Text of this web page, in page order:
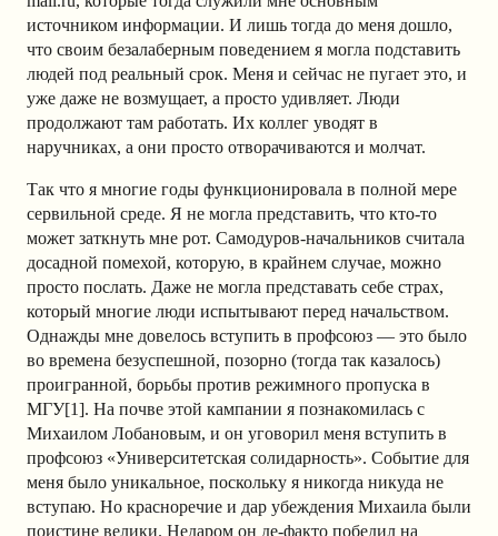
источником информации. И лишь тогда до меня дошло,
что своим безалаберным поведением я могла подставить
людей под реальный срок. Меня и сейчас не пугает это, и
уже даже не возмущает, а просто удивляет. Люди
продолжают там работать. Их коллег уводят в
наручниках, а они просто отворачиваются и молчат.
Так что я многие годы функционировала в полной мере
сервильной среде. Я не могла представить, что кто-то
может заткнуть мне рот. Самодуров-начальников считала
досадной помехой, которую, в крайнем случае, можно
просто послать. Даже не могла представать себе страх,
который многие люди испытывают перед начальством.
Однажды мне довелось вступить в профсоюз — это было
во времена безуспешной, позорно (тогда так казалось)
проигранной, борьбы против режимного пропуска в
МГУ[1]. На почве этой кампании я познакомилась с
Михаилом Лобановым, и он уговорил меня вступить в
профсоюз «Университетская солидарность». Событие для
меня было уникальное, поскольку я никогда никуда не
вступаю. Но красноречие и дар убеждения Михаила были
поистине велики. Недаром он де-факто победил на